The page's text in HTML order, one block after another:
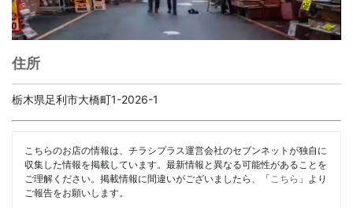
住所
栃木県足利市大橋町1-2026-1
こちらのお店の情報は、チラシプラス運営会社のセブンネットが独自に
収集した情報を掲載しています。最新情報と異なる可能性があることを
ご理解ください。掲載情報に間違いがございましたら、「 こちら 」より
ご報告をお願いします。